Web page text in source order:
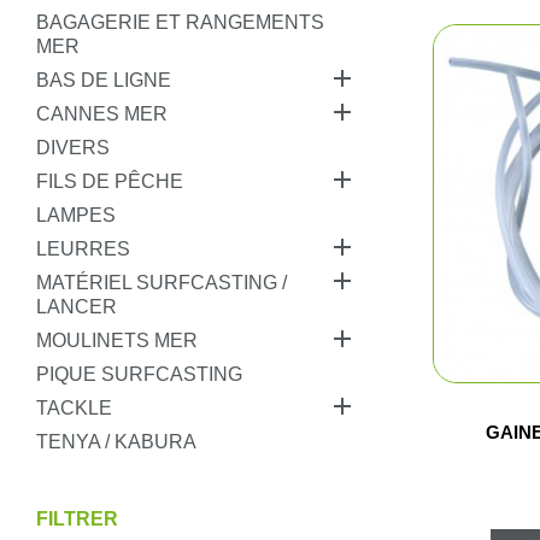
Coutellerie
Coffres
Déstockage
BAGAGERIE ET RANGEMENTS
MER
BAS DE LIGNE

CANNES MER 
DIVERS
FILS DE PÊCHE

LAMPES
LEURRES

MATÉRIEL SURFCASTING /
LANCER

MOULINETS MER 
PIQUE SURFCASTING
TACKLE

TENYA / KABURA
FILTRER